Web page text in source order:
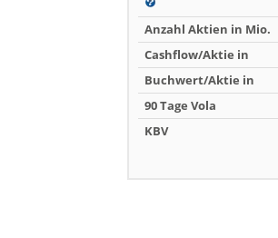
Anzahl Aktien in Mio.
Cashflow/Aktie in
Buchwert/Aktie in
90 Tage Vola
KBV